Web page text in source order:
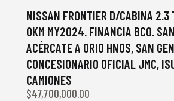
NISSAN FRONTIER D/CABINA
0KM MY2024. FINANCIA BCO.
ACÉRCATE A ORIO HNOS, SAN
CONCESIONARIO OFICIAL JMC,
CAMIONES
$47,700,000.00